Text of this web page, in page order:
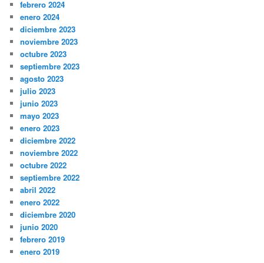
febrero 2024
enero 2024
diciembre 2023
noviembre 2023
octubre 2023
septiembre 2023
agosto 2023
julio 2023
junio 2023
mayo 2023
enero 2023
diciembre 2022
noviembre 2022
octubre 2022
septiembre 2022
abril 2022
enero 2022
diciembre 2020
junio 2020
febrero 2019
enero 2019